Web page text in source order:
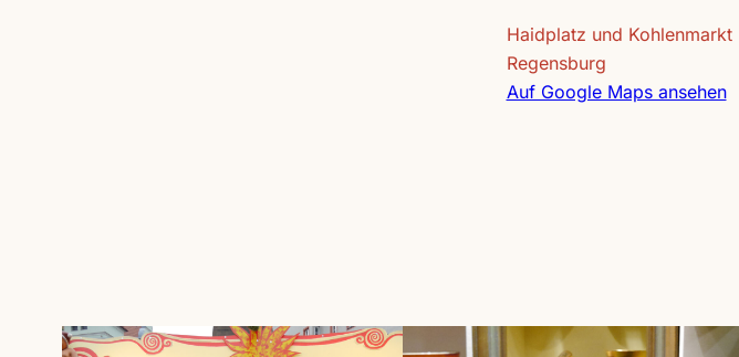
Haidplatz und Kohlenmarkt
Regensburg
Auf Google Maps ansehen